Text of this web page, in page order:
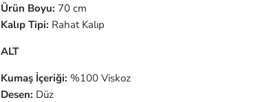
Ürün Boyu: 70 cm
Kalıp Tipi: Rahat Kalıp
ALT
Kumaş İçeriği: %100 Viskoz
Desen: Düz